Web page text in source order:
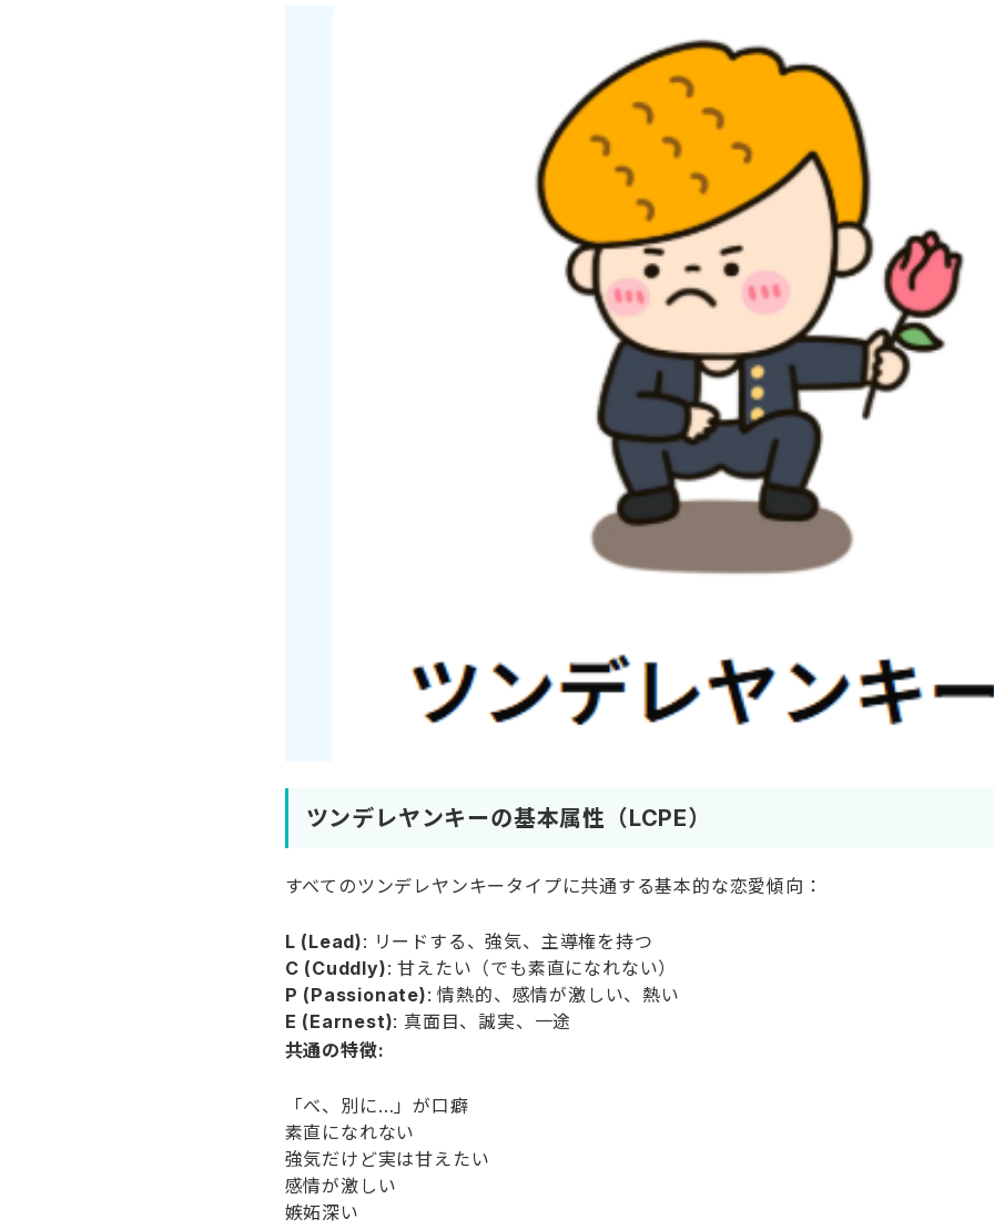
ツンデレヤンキーの基本属性（LCPE）
すべてのツンデレヤンキータイプに共通する基本的な恋愛傾向：
L (Lead): リードする、強気、主導権を持つ
C (Cuddly): 甘えたい（でも素直になれない）
P (Passionate): 情熱的、感情が激しい、熱い
E (Earnest): 真面目、誠実、一途
共通の特徴:
「べ、別に…」が口癖
素直になれない
強気だけど実は甘えたい
感情が激しい
嫉妬深い